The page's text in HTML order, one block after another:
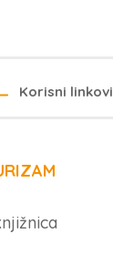
Korisni linkovi